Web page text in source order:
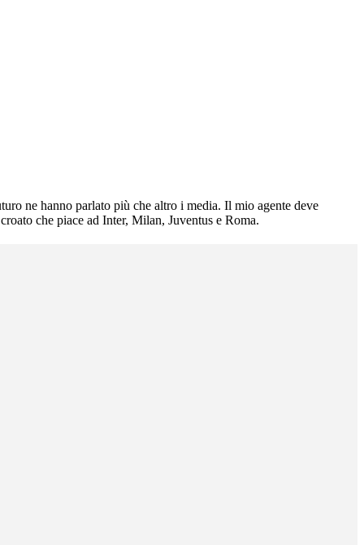
ne hanno parlato più che altro i media. Il mio agente deve
che piace ad Inter, Milan, Juventus e Roma.